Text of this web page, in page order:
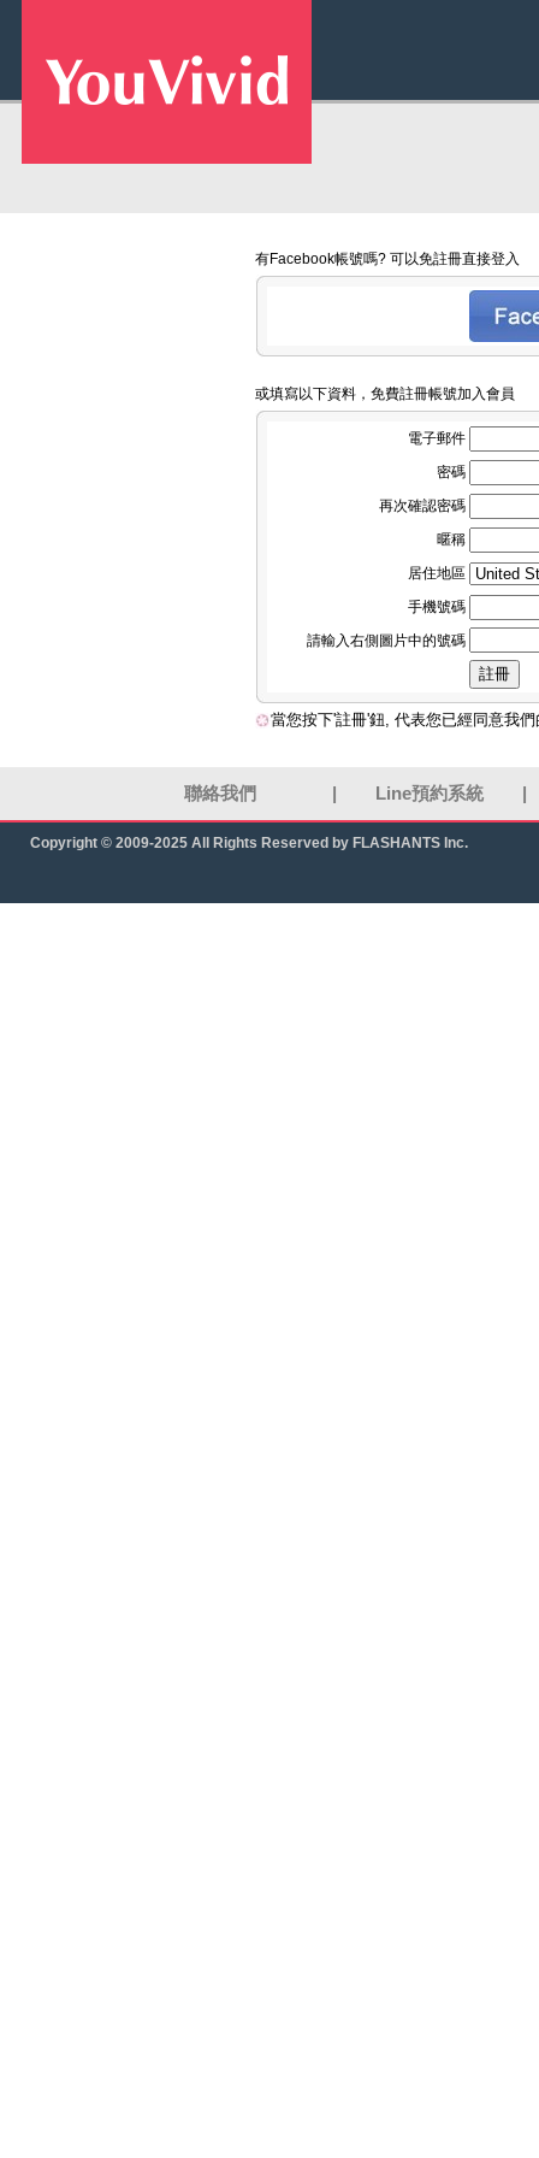
有Facebook帳號嗎? 可以免註冊直接登入
或填寫以下資料，免費註冊帳號加入會員
電子郵件
密碼
再次確認密碼
暱稱
居住地區
手機號碼
請輸入右側圖片中的號碼
當您按下'註冊'鈕, 代表您已經同意我
聯絡我們 Line預約系統
Copyright © 2009-2025 All Rights Reserved by FLASHANTS Inc.